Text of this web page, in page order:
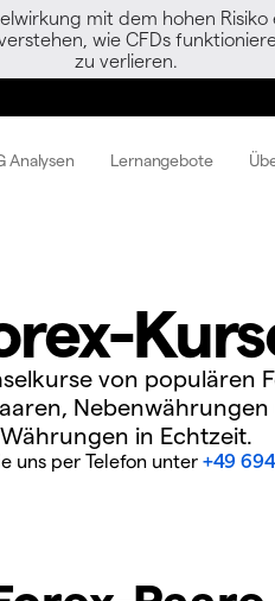
mit dem hohen Risiko
wie CFDs
zu verlieren.
Analysen Lernangebote
von populären
Währungen in Echtzeit.
uns per Telefon unter +49